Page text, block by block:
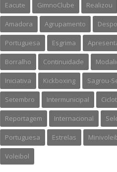
Eacute GimnoClube Realizou
Amadora Agrupamento
Portuguesa Esgrima
Borralho Continuidade
Iniciativa Kickboxing Sagrou-
Setembro Intermunicipal
Reportagem Internacional
Portuguesa Estrelas
Voleibol